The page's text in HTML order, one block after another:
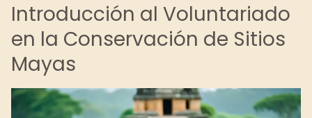
Introducción al Voluntariado
en la Conservación de Sitios
Mayas